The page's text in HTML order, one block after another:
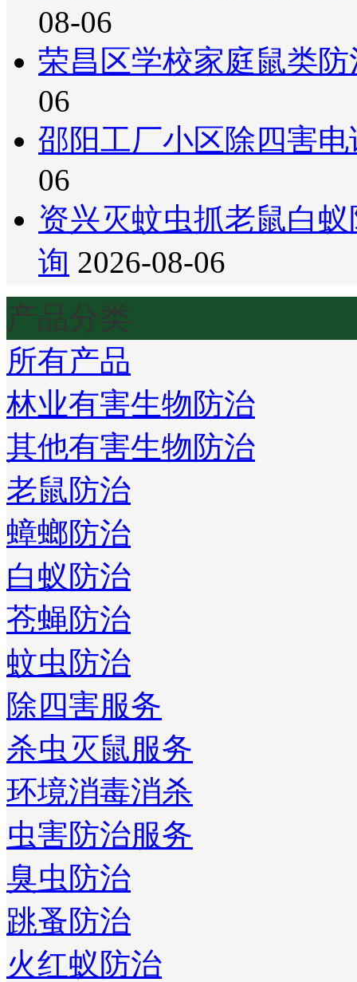
08-06
荣昌区学校家庭鼠类
06
邵阳工厂小区除四害
06
资兴灭蚊虫抓老鼠白
询 2026-08-06
产品分类
所有产品
林业有害生物防治
其他有害生物防治
老鼠防治
蟑螂防治
白蚁防治
苍蝇防治
蚊虫防治
除四害服务
杀虫灭鼠服务
环境消毒消杀
虫害防治服务
臭虫防治
跳蚤防治
火红蚁防治